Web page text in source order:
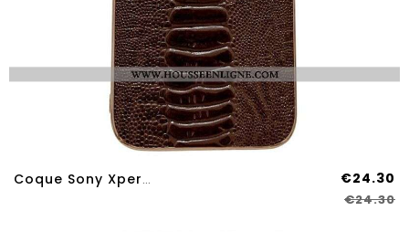
Coque Sony Xperia 10 IV Cuir Véritable Style Crocodile €24.30
€24.30